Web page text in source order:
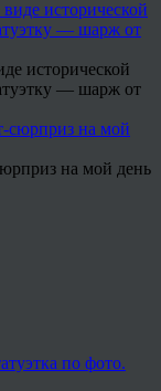
исторической
— шарж от
на мой день
по фото.